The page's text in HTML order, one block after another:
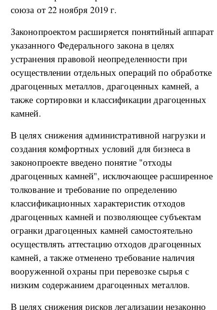
союза от 22 ноября 2019 г.
Законопроектом расширяется понятийный аппарат
указанного Федерального закона в целях
устранения правовой неопределенности при
осуществлении отдельных операций по обработке
драгоценных металлов, драгоценных камней, а
также сортировки и классификации драгоценных
камней.
В целях снижения административной нагрузки и
создания комфортных условий для бизнеса в
законопроекте введено понятие "отходы
драгоценных камней", исключающее расширенное
толкование и требование по определению
классификационных характеристик отходов
драгоценных камней и позволяющее субъектам
огранки драгоценных камней самостоятельно
осуществлять аттестацию отходов драгоценных
камней, а также отменено требование наличия
вооруженной охраны при перевозке сырья с
низким содержанием драгоценных металлов.
В целях снижения рисков легализации незаконно